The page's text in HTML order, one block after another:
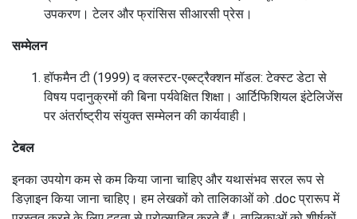
उपकरण।टेलर और फ्रांसिस सीआरसी प्रेस।
सम्मेलन
हॉफमैन टी (1999) द क्लस्टर-एब्स्ट्रैक्शन मॉडल: टेक्स्ट डेटा से
विषय पदानुक्रमों की बिना पर्यवेक्षित शिक्षा। आर्टिफिशियल इंटेलिजेंस
पर अंतर्राष्ट्रीय संयुक्त सम्मेलन की कार्यवाही।
टेबल
इनका उपयोग कम से कम किया जाना चाहिए और यथासंभव सरल रूप से
डिज़ाइन किया जाना चाहिए।हम लेखकों को तालिकाओं को .doc प्रारूप में